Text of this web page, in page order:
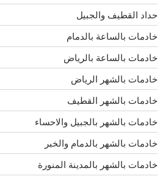
حداد القطيف والجبيل
خادمات بالساعة بالدمام
خادمات بالساعة بالرياض
خادمات بالشهر الرياض
خادمات بالشهر القطيف
خادمات بالشهر بالجبيل والاحساء
خادمات بالشهر بالدمام والخبر
خادمات بالشهر بالمدينة المنورة